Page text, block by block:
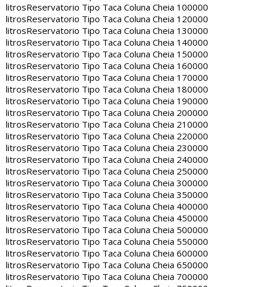
litrosReservatorio Tipo Taca Coluna Cheia 100000
litrosReservatorio Tipo Taca Coluna Cheia 120000
litrosReservatorio Tipo Taca Coluna Cheia 130000
litrosReservatorio Tipo Taca Coluna Cheia 140000
litrosReservatorio Tipo Taca Coluna Cheia 150000
litrosReservatorio Tipo Taca Coluna Cheia 160000
litrosReservatorio Tipo Taca Coluna Cheia 170000
litrosReservatorio Tipo Taca Coluna Cheia 180000
litrosReservatorio Tipo Taca Coluna Cheia 190000
litrosReservatorio Tipo Taca Coluna Cheia 200000
litrosReservatorio Tipo Taca Coluna Cheia 210000
litrosReservatorio Tipo Taca Coluna Cheia 220000
litrosReservatorio Tipo Taca Coluna Cheia 230000
litrosReservatorio Tipo Taca Coluna Cheia 240000
litrosReservatorio Tipo Taca Coluna Cheia 250000
litrosReservatorio Tipo Taca Coluna Cheia 300000
litrosReservatorio Tipo Taca Coluna Cheia 350000
litrosReservatorio Tipo Taca Coluna Cheia 400000
litrosReservatorio Tipo Taca Coluna Cheia 450000
litrosReservatorio Tipo Taca Coluna Cheia 500000
litrosReservatorio Tipo Taca Coluna Cheia 550000
litrosReservatorio Tipo Taca Coluna Cheia 600000
litrosReservatorio Tipo Taca Coluna Cheia 650000
litrosReservatorio Tipo Taca Coluna Cheia 700000